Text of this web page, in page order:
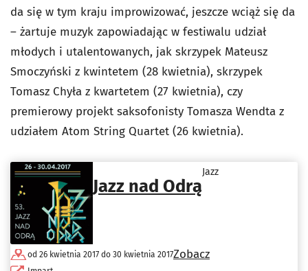
da się w tym kraju improwizować, jeszcze wciąż się da
– żartuje muzyk zapowiadając w festiwalu udział
młodych i utalentowanych, jak skrzypek Mateusz
Smoczyński z kwintetem (28 kwietnia), skrzypek
Tomasz Chyła z kwartetem (27 kwietnia), czy
premierowy projekt saksofonisty Tomasza Wendta z
udziałem Atom String Quartet (26 kwietnia).
Jazz nad Odrą
Jazz
od 26 kwietnia 2017 do 30 kwietnia 2017Zobacz